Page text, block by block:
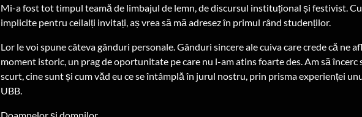
Mi-a fost tot timpul teamă de limbajul de lemn, de discursul instituțional și festivist.
implicite pentru ceilalți invitați, aș vrea să mă adresez în primul rând studenților.
Lor le voi spune câteva gânduri personale. Gânduri sincere ale cuiva care crede că ne
moment istoric, un prag de oportunitate pe care nu l-am atins foarte des. Am să încerc
scurt, cine sunt și cum văd eu ce se întâmplă în jurul nostru, prin prisma experienței
UBB.
Doamnelor și domnilor,